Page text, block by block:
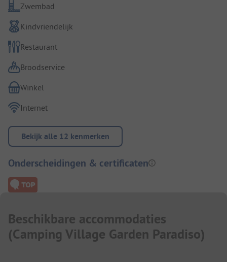
Zwembad
Kindvriendelijk
Restaurant
Broodservice
Winkel
Internet
Bekijk alle 12 kenmerken
Onderscheidingen & certificaten
Beschikbare accommodaties
(Camping Village Garden Paradiso)